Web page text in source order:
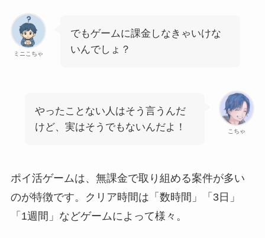
ミニこちゃ
でもゲームに課金しなきゃいけな
いんでしょ？
こちゃ
やったことない人はそう言うんだ
けど、実はそうでもないんだよ！
ポイ活ゲームは、無課金で取り組める案件が多い
のが特徴です。クリア時間は「数時間」「3日」
「1週間」などゲームによって様々。